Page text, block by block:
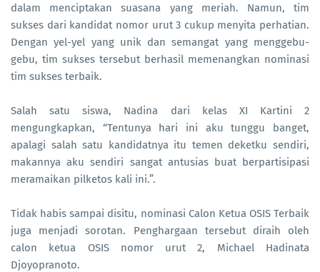
dalam menciptakan suasana yang meriah. Namun, tim
sukses dari kandidat nomor urut 3 cukup menyita perhatian.
Dengan yel-yel yang unik dan semangat yang menggebu-
gebu, tim sukses tersebut berhasil memenangkan nominasi
tim sukses terbaik.
Salah satu siswa, Nadina dari kelas XI Kartini 2
mengungkapkan, “Tentunya hari ini aku tunggu banget,
apalagi salah satu kandidatnya itu temen deketku sendiri,
makannya aku sendiri sangat antusias buat berpartisipasi
meramaikan pilketos kali ini.”.
Tidak habis sampai disitu, nominasi Calon Ketua OSIS Terbaik
juga menjadi sorotan. Penghargaan tersebut diraih oleh
calon ketua OSIS nomor urut 2, Michael Hadinata
Djoyopranoto.